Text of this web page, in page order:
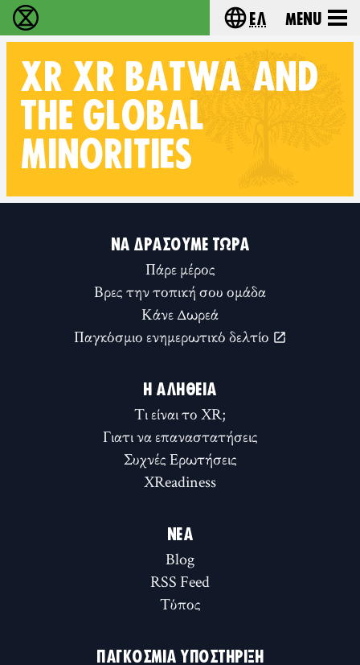
Extinction Rebellion - Home Choose your
Ελ Menu
XR XR BATWA AND
THE GLOBAL
MINORITIES
ΝΑ ΔΡΆΣΟΥΜΕ ΤΏΡΑ
Πάρε μέρος
Βρες την τοπική σου ομάδα
Κάνε Δωρεά
Παγκόσμιο ενημερωτικό δελτίο
Η ΑΛΉΘΕΙΑ
Τι είναι το XR;
Γιατι να επαναστατήσεις
Συχνές Ερωτήσεις
XReadiness
ΝΈΑ
Blog
RSS Feed
Τύπος
ΠΑΓΚΌΣΜΙΑ ΥΠΟΣΤΉΡΙΞΗ